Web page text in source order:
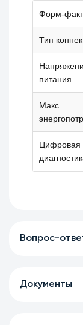
Форм-
Тип
питания
Макс.
Цифровая
Вопрос-
Документы